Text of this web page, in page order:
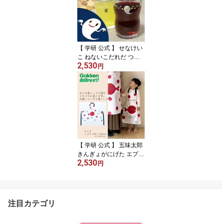
品】 83738 学研ステイ
フル おもちゃ 知育玩具
【 学研 公式 】 せなけい
こ ねないこだれだ つよ
いこグラス おばけ Mサイ
ズ：約185ml Sサイズ：
約130ml K23002 学研ス
テイフル 文具 雑貨
2,530 円
【 学研 公式 】 五味太郎
きんぎょがにげた エプロ
ン 子ども用 K23003 学研
2,530 円
注目カテゴリ